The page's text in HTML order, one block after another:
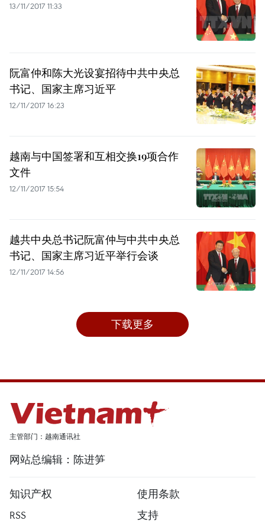
13/11/2017 11:33
阮富仲和陈大光设宴招待中共中央总
书记、国家主席习近平
12/11/2017 16:23
越南与中国签署和互相交换19项合作
文件
12/11/2017 15:54
越共中央总书记阮富仲与中共中央总
书记、国家主席习近平举行会谈
12/11/2017 14:56
下载更多
主管部门：越南通讯社
网站总编辑：陈进笋
知识产权
使用条款
RSS
支持